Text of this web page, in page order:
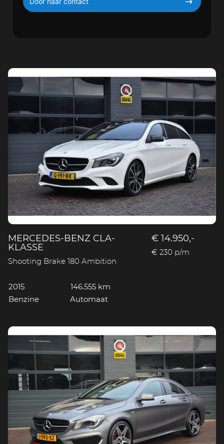
MERCEDES-BENZ CLA-
KLASSE
Shooting Brake 180 Ambition
€ 14.950,-
€ 230 p/m
2015
146.555 km
Benzine
Automaat